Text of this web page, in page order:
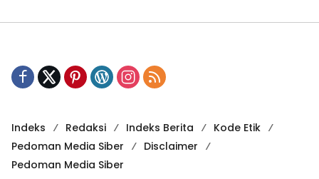
Indeks Redaksi Indeks Berita
Kode Etik
Pedoman Media Siber
Disclaimer
Pedoman Media Siber